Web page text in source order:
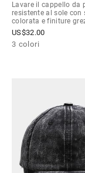
Lavare il cappello da
resistente al sole con
colorata e finiture
US$32.00
3 colori